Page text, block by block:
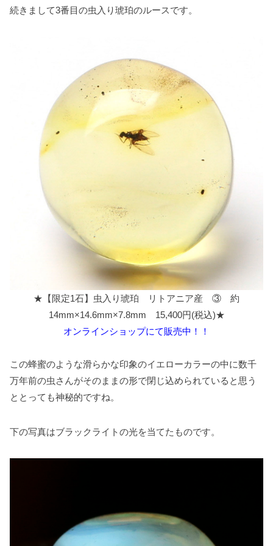
続きまして3番目の虫入り琥珀のルースです。
★【限定1石】虫入り琥珀 リトアニア産 ③ 約
14mm×14.6mm×7.8mm 15,400円(税込)★
オンラインショップにて販売中！！
この蜂蜜のような滑らかな印象のイエローカラーの中に数千
万年前の虫さんがそのままの形で閉じ込められていると思う
ととっても神秘的ですね。
下の写真はブラックライトの光を当てたものです。